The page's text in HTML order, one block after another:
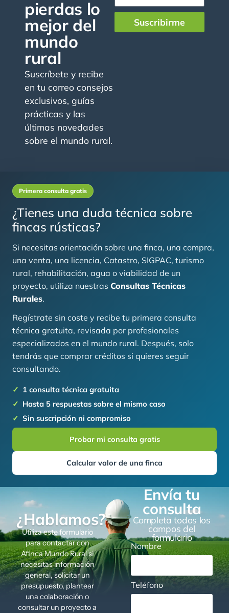
pierdas lo
mejor del
mundo
rural
Suscríbete y recibe
en tu correo consejos
exclusivos, guías
prácticas y las
últimas novedades
sobre el mundo rural.
Suscribirme
Primera consulta gratis
¿Tienes una duda técnica sobre
fincas rústicas?
Si necesitas orientación sobre una finca, una compra,
una venta, una licencia, Catastro, SIGPAC, turismo
rural, rehabilitación, agua o viabilidad de un
proyecto, utiliza nuestras Consultas Técnicas
Rurales.
Regístrate sin coste y recibe tu primera consulta
técnica gratuita, revisada por profesionales
especializados en el mundo rural. Después, solo
tendrás que comprar créditos si quieres seguir
consultando.
1 consulta técnica gratuita
Hasta 5 respuestas sobre el mismo caso
Sin suscripción ni compromiso
Probar mi consulta gratis
Calcular valor de una finca
¿Hablamos?
Utiliza este formulario
para contactar con
Afinca Mundo Rural si
necesitas información
general, solicitar un
presupuesto, plantear
una colaboración o
consultar un proyecto a
Envía tu
consulta
Completa todos los
campos del
formulario
Nombre
Teléfono